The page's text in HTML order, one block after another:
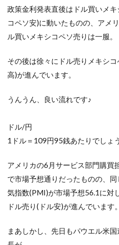
政策金利発表直後はドル買いメ
コペソ安)に動いたものの、アメ
ル買いメキシコペソ売りは一服。
その後は徐々にドル売りメキシ
高)が進んでいます。
うんうん、良い流れです♪
ドル/円
1ドル＝109円95銭あたりでしょ
アメリカの6月サービス部門購買
で市場予想通りだったものの、
気指数(PMI)が市場予想56.1に対
ドル売り(ドル安)が進んでいます。
まあしかし、先日もパウエル米